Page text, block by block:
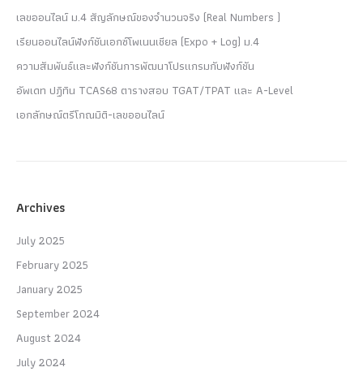
เลขออนไลน์ ม.4 สัญลักษณ์ของจำนวนจริง (Real Numbers )
เรียนออนไลน์ฟังก์ชันเอกซ์โพเนนเชียล (Expo + Log) ม.4
ความสัมพันธ์และฟังก์ชันการพัฒนาโปรแกรมกับฟังก์ชัน
อัพเดท ปฏิทิน TCAS68 ตารางสอบ TGAT/TPAT และ A-Level
เอกลักษณ์ตรีโกณมิติ-เลขออนไลน์
Archives
July 2025
February 2025
January 2025
September 2024
August 2024
July 2024